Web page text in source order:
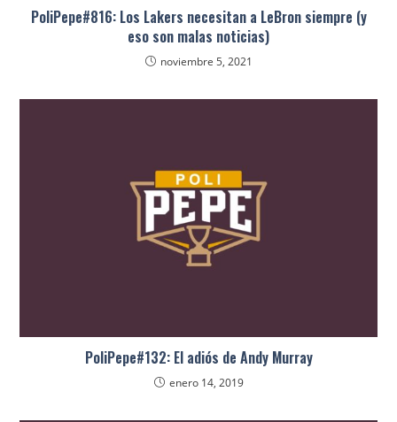
PoliPepe#816: Los Lakers necesitan a LeBron siempre (y
eso son malas noticias)
noviembre 5, 2021
PoliPepe#132: El adiós de Andy Murray
enero 14, 2019